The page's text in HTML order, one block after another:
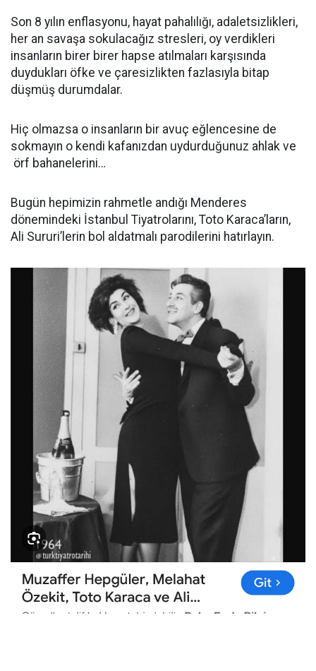
Son 8 yılın enflasyonu, hayat pahalılığı, adaletsizlikleri,
her an savaşa sokulacağız stresleri, oy verdikleri
insanların birer birer hapse atılmaları karşısında
duydukları öfke ve çaresizlikten fazlasıyla bitap
düşmüş durumdalar.
Hiç olmazsa o insanların bir avuç eğlencesine de
sokmayın o kendi kafanızdan uydurduğunuz ahlak ve
örf bahanelerini…
Bugün hepimizin rahmetle andığı Menderes
dönemindeki İstanbul Tiyatrolarını, Toto Karaca’ların,
Ali Sururi’lerin bol aldatmalı parodilerini hatırlayın.